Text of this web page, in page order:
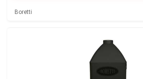
Boretti